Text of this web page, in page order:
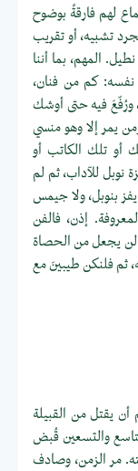
لهم فارقةً بوضوح
تشبيه، أو تقريب
المهم، بما أننا
نفسه: كم من فنان،
ورُفّعَ فيه حتى أوشك
يمر إلا وهو منسي
أو تلك الكاتب أو
نوبل للآداب، ثم لم
بنوبل، ولا جيمس
إذن، فالفن
لن يجعل من الحصاة
ثم فلنكن طيبينَ مع
أن يقتل من القبيلة
والتسعين قُبض
مر الزمن، وصادف